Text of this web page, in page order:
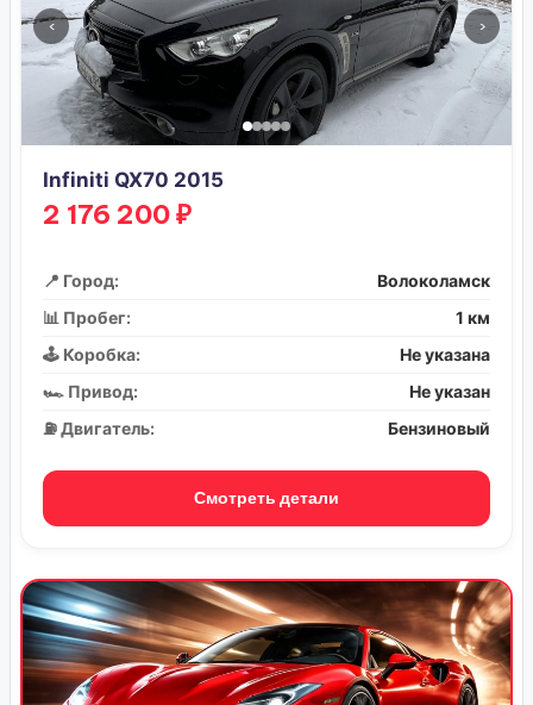
‹ ›
Infiniti QX70 2015
2 176 200 ₽
📍 Город:
Волоколамск
📊 Пробег:
1 км
🕹️ Коробка:
Не указана
🏎️ Привод:
Не указан
⛽ Двигатель:
Бензиновый
Смотреть детали